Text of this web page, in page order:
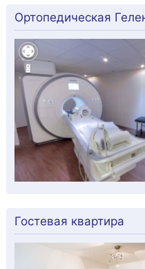
Ортопедическая
Гостевая квартира